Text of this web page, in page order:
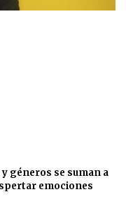
géneros se suman a
emociones